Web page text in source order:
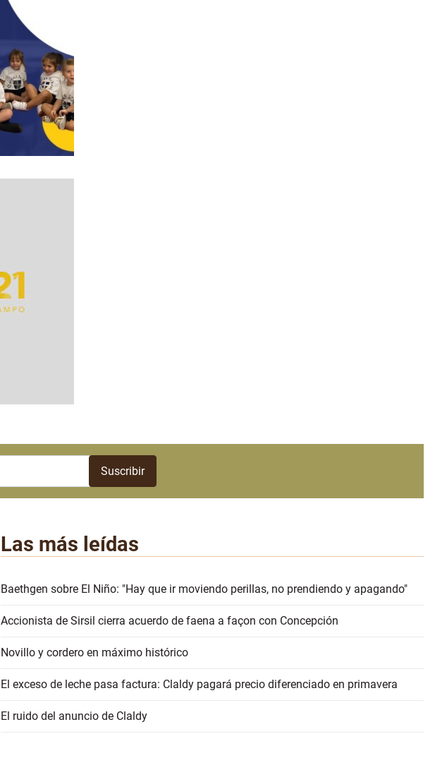
Las más leídas
Baethgen sobre El Niño: "Hay que ir moviendo perillas, no prendiendo y apagando"
Accionista de Sirsil cierra acuerdo de faena a façon con Concepción
Novillo y cordero en máximo histórico
El exceso de leche pasa factura: Claldy pagará precio diferenciado en primavera
El ruido del anuncio de Claldy